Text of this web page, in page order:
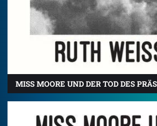
MISS MOORE UND DER TOD DES